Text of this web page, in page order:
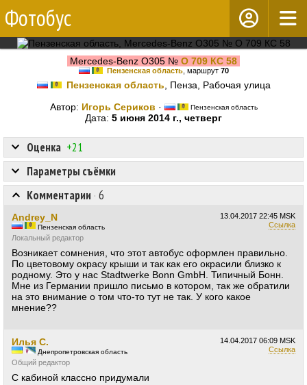
Фотобус
Mercedes-Benz O305 № О 709 КС 58
Пензенская область, маршрут 70
Пензенская область , Пенза, Рабочая улица
Автор: Игорь Сериков · Пензенская область
Дата: 5 июня 2014 г., четверг
Оценка +21
Параметры съёмки
Комментарии · 6
13.04.2017 22:45 MSK
Ссылка
Andrey_N
Пензенская область
Локальный редактор
Возникает сомнения, что этот автобус оформлен правильно.
По цветовому окрасу крыши и так как его окрасили близко к
родному. Это у нас Stadtwerke Bonn GmbH. Типичный Бонн.
Мне из Германии пришло письмо в котором, так же обратили
на это внимание о том что-то тут не так. У кого какое
мнение??
14.04.2017 06:09 MSK
Ссылка
Илья С.
Днепропетровская область
Общий редактор
С кабиной классно придумали